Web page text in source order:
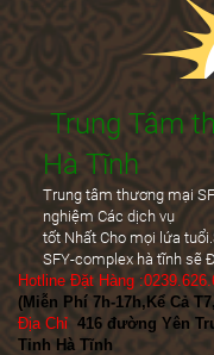
Trung Tâm
Hà Tĩnh
Trung tâm thương mại
nghiệm Các dịch vụ
tốt Nhất Cho mọi lứa
SFY-complex hà tĩnh sẽ
Hotline Đặt Hàng
(Miễn Phí 7h-17h,Kể Cả
Địa Chỉ 416 đường Yên
Tỉnh Hà Tĩnh